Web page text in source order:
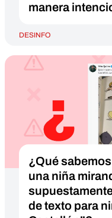
manera
DESINFO
¿Qué
una niña
de texto para